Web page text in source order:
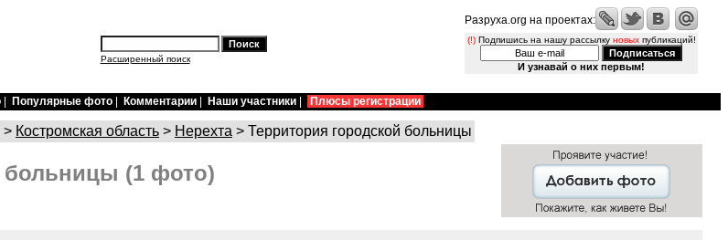
Расширенный поиск
Разруха.org на проектах:
(!)Подпишись на нашу рассылку новыхпубликаций!
И узнавай о них первым!
Популярные фото Комментарии Наши участники Плюсы регистрации
> Костромская область > Нерехта > Территория городской больницы
больницы (1 фото)